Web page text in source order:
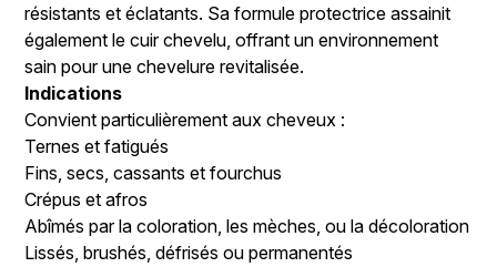
résistants et éclatants. Sa formule protectrice assainit
également le cuir chevelu, offrant un environnement
sain pour une chevelure revitalisée.
Indications
Convient particulièrement aux cheveux :
Ternes et fatigués
Fins, secs, cassants et fourchus
Crépus et afros
Abîmés par la coloration, les mèches, ou la décoloration
Lissés, brushés, défrisés ou permanentés